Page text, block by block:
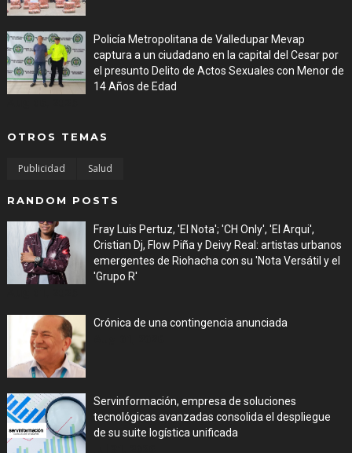
Policía Metropolitana de Valledupar Mevap
captura a un ciudadano en la capital del Cesar por
el presunto Delito de Actos Sexuales con Menor de
14 Años de Edad
OTROS TEMAS
Publicidad Salud
RANDOM POSTS
Fray Luis Pertuz, 'El Nota'; 'CH Only', 'El Arqui',
Cristian Dj, Flow Piña y Deivy Real: artistas urbanos
emergentes de Riohacha con su 'Nota Versátil y el
'Grupo R'
Crónica de una contingencia anunciada
Servinformación, empresa de soluciones
tecnológicas avanzadas consolida el despliegue
de su suite logística unificada